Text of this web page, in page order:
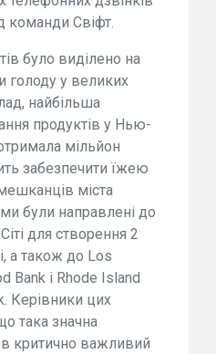
команди Свіфт.
було виділено на
голоду у великих
найбільша
продуктів у Нью-
мільйон
забезпечити їжею
міста
були направлені до
для створення 2
а також до Los
Bank і Rhode Island
Керівники цих
така значна
критично важливий